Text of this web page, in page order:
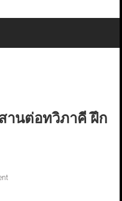
านต่อทวิภาคี ฝึก